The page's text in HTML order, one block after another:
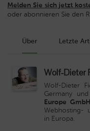
Melden Sie sich jetzt
oder abonnieren Sie den
Über Letzte
Wolf-Dieter
Wolf-Dieter
Germany
Europe GmbH
Webhosting-
in Europa.